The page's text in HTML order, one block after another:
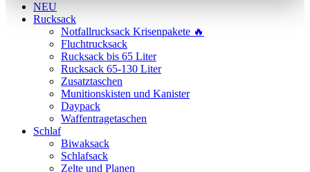
NEU
Rucksack
Notfallrucksack Krisenpakete 🔥
Fluchtrucksack
Rucksack bis 65 Liter
Rucksack 65-130 Liter
Zusatztaschen
Munitionskisten und Kanister
Daypack
Waffentragetaschen
Schlaf
Biwaksack
Schlafsack
Zelte und Planen